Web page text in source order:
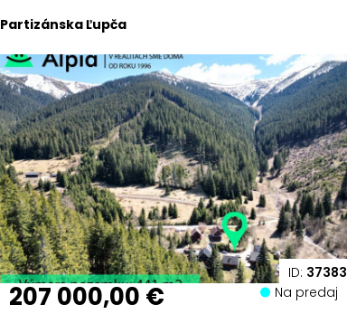
ID: 37383
Partizánska Ľupča
207 000,00 € Na predaj